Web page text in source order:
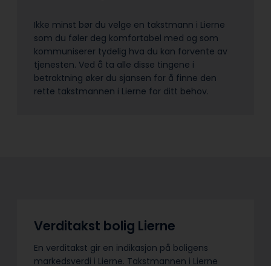
Ikke minst bør du velge en takstmann i Lierne
som du føler deg komfortabel med og som
kommuniserer tydelig hva du kan forvente av
tjenesten. Ved å ta alle disse tingene i
betraktning øker du sjansen for å finne den
rette takstmannen i Lierne for ditt behov.
Verditakst bolig Lierne
En verditakst gir en indikasjon på boligens
markedsverdi i Lierne. Takstmannen i Lierne